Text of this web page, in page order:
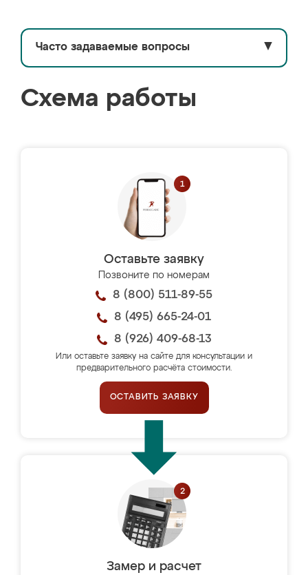
Часто задаваемые вопросы ▼
Схема работы
Оставьте заявку
Позвоните по номерам
8 (800) 511-89-55
8 (495) 665-24-01
8 (926) 409-68-13
Или оставьте заявку на сайте для консультации и
предварительного расчёта стоимости.
ОСТАВИТЬ ЗАЯВКУ
Замер и расчет